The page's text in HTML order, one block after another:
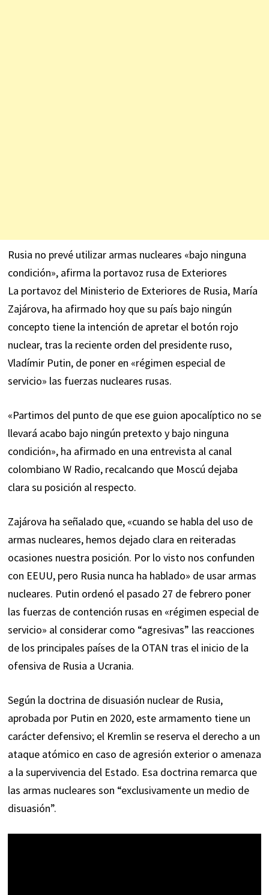
Rusia no prevé utilizar armas nucleares «bajo ninguna
condición», afirma la portavoz rusa de Exteriores
La portavoz del Ministerio de Exteriores de Rusia, María
Zajárova, ha afirmado hoy que su país bajo ningún
concepto tiene la intención de apretar el botón rojo
nuclear, tras la reciente orden del presidente ruso,
Vladímir Putin, de poner en «régimen especial de
servicio» las fuerzas nucleares rusas.
«Partimos del punto de que ese guion apocalíptico no se
llevará acabo bajo ningún pretexto y bajo ninguna
condición», ha afirmado en una entrevista al canal
colombiano W Radio, recalcando que Moscú dejaba
clara su posición al respecto.
Zajárova ha señalado que, «cuando se habla del uso de
armas nucleares, hemos dejado clara en reiteradas
ocasiones nuestra posición. Por lo visto nos confunden
con EEUU, pero Rusia nunca ha hablado» de usar armas
nucleares. Putin ordenó el pasado 27 de febrero poner
las fuerzas de contención rusas en «régimen especial de
servicio» al considerar como “agresivas” las reacciones
de los principales países de la OTAN tras el inicio de la
ofensiva de Rusia a Ucrania.
Según la doctrina de disuasión nuclear de Rusia,
aprobada por Putin en 2020, este armamento tiene un
carácter defensivo; el Kremlin se reserva el derecho a un
ataque atómico en caso de agresión exterior o amenaza
a la supervivencia del Estado. Esa doctrina remarca que
las armas nucleares son “exclusivamente un medio de
disuasión”.